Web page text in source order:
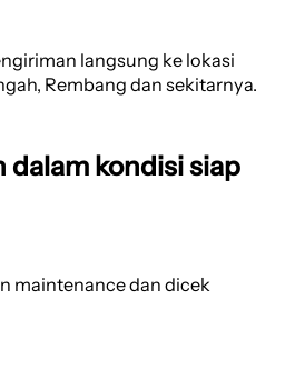
langsung ke lokasi
Rembang dan sekitarnya.
dalam kondisi siap
maintenance dan dicek